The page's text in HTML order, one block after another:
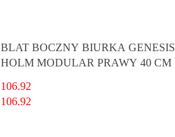
BLAT BOCZNY BIURKA GENESIS
HOLM MODULAR PRAWY 40 CM
106.92
106.92